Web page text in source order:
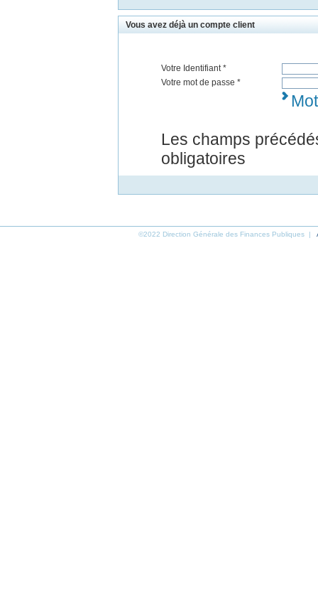
Vous avez déjà un compte client
Votre Identifiant *
Votre mot de passe *
Les champs
obligatoires
©2022 Direction Générale des Finances Publiques |